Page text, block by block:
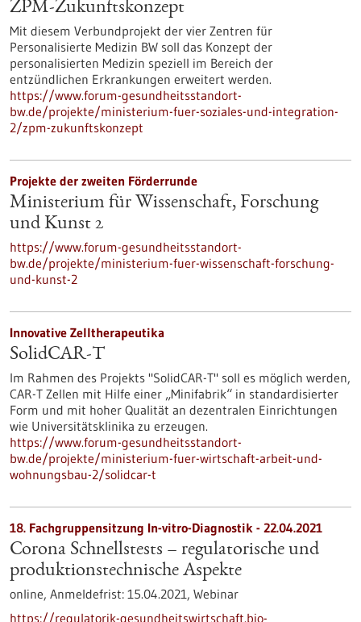
ZPM-Zukunftskonzept
Mit diesem Verbundprojekt der vier Zentren für
Personalisierte Medizin BW soll das Konzept der
personalisierten Medizin speziell im Bereich der
entzündlichen Erkrankungen erweitert werden.
https://www.forum-gesundheitsstandort-
bw.de/projekte/ministerium-fuer-soziales-und-integration-
2/zpm-zukunftskonzept
Projekte der zweiten Förderrunde
Ministerium für Wissenschaft, Forschung
und Kunst 2
https://www.forum-gesundheitsstandort-
bw.de/projekte/ministerium-fuer-wissenschaft-forschung-
und-kunst-2
Innovative Zelltherapeutika
SolidCAR-T
Im Rahmen des Projekts "SolidCAR-T" soll es möglich werden,
CAR-T Zellen mit Hilfe einer „Minifabrik“ in standardisierter
Form und mit hoher Qualität an dezentralen Einrichtungen
wie Universitätsklinika zu erzeugen.
https://www.forum-gesundheitsstandort-
bw.de/projekte/ministerium-fuer-wirtschaft-arbeit-und-
wohnungsbau-2/solidcar-t
18. Fachgruppensitzung In-vitro-Diagnostik - 22.04.2021
Corona Schnellstests – regulatorische und
produktionstechnische Aspekte
online, Anmeldefrist: 15.04.2021, Webinar
https://regulatorik-gesundheitswirtschaft.bio-